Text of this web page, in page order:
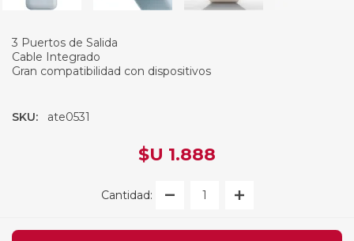
3 Puertos de Salida
Cable Integrado
Gran compatibilidad con dispositivos
SKU: ate0531
$U 1.888
Cantidad: